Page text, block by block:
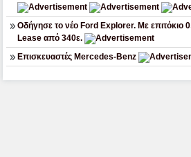
Οδήγησε το νέο Ford Explorer. Με επιτόκιο
Lease από 340ε.
Επισκευαστές Mercedes-Benz